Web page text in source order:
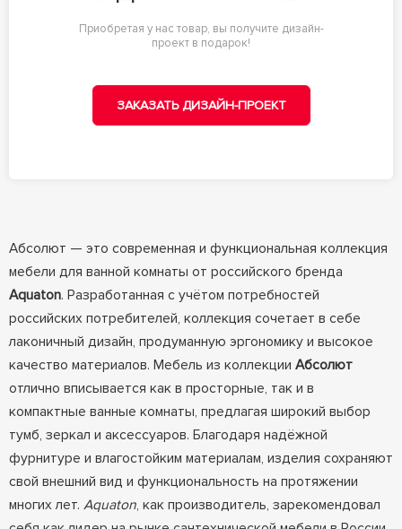
Приобретая у нас товар, вы получите дизайн-
проект в подарок!
ЗАКАЗАТЬ ДИЗАЙН-ПРОЕКТ
Абсолют — это современная и функциональная коллекция
мебели для ванной комнаты от российского бренда
Aquaton. Разработанная с учётом потребностей
российских потребителей, коллекция сочетает в себе
лаконичный дизайн, продуманную эргономику и высокое
качество материалов. Мебель из коллекции Абсолют
отлично вписывается как в просторные, так и в
компактные ванные комнаты, предлагая широкий выбор
тумб, зеркал и аксессуаров. Благодаря надёжной
фурнитуре и влагостойким материалам, изделия сохраняют
свой внешний вид и функциональность на протяжении
многих лет. Aquaton, как производитель, зарекомендовал